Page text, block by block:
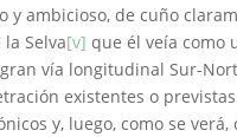
y ambicioso, de cuño
Selva[v] que él veía como
vía longitudinal Sur-
existentes o
y, luego, como se